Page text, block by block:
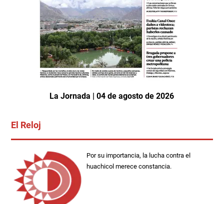
La Jornada | 04 de agosto de 2026
El Reloj
Por su importancia, la lucha contra el
huachicol merece constancia.